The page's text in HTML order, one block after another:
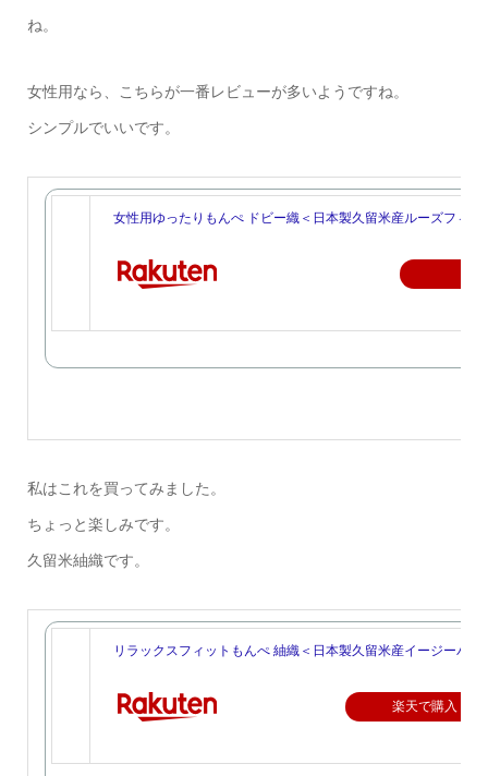
ね。
女性用なら、こちらが一番レビューが多いようですね。
シンプルでいいです。
女性用ゆったりもんぺ ドビー織＜日本製久留米産ルーズフィッ
私はこれを買ってみました。
ちょっと楽しみです。
久留米紬織です。
リラックスフィットもんぺ 紬織＜日本製久留米産イージーパン
楽天で購入